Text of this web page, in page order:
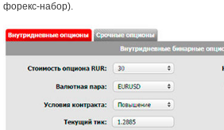
форекс-набор).